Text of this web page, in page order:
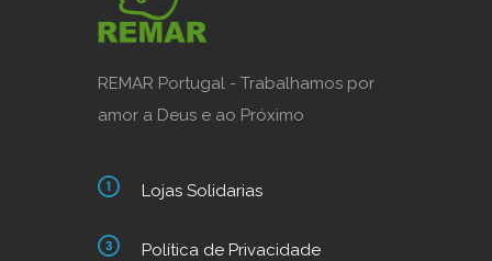
REMAR Portugal - Trabalhamos por
amor a Deus e ao Próximo
Lojas Solidarias
Política de Privacidade